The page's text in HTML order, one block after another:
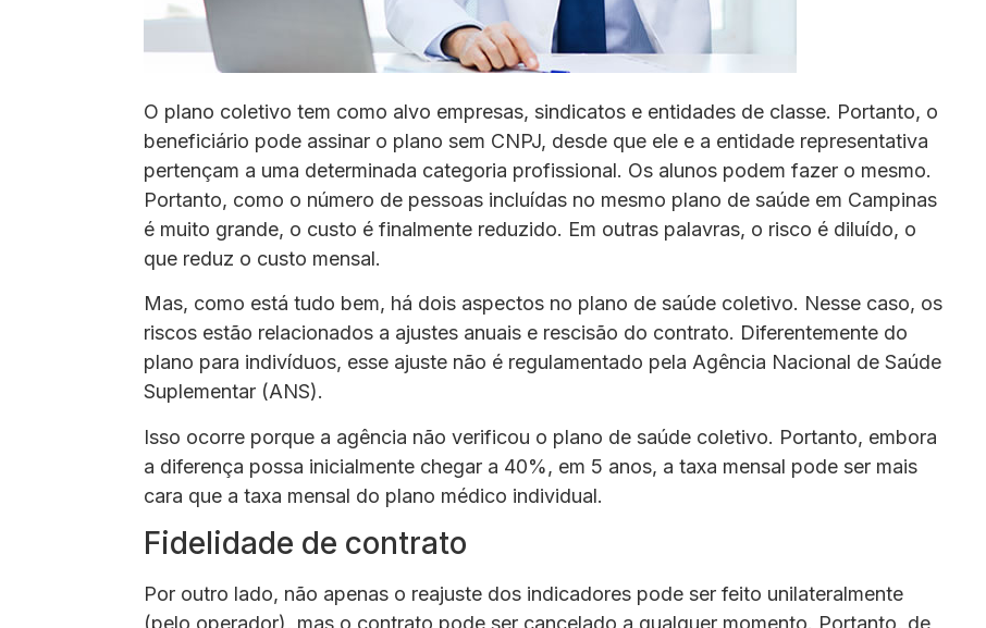
O plano coletivo tem como alvo empresas, sindicatos e entidades de classe. Portanto, o
beneficiário pode assinar o plano sem CNPJ, desde que ele e a entidade representativa
pertençam a uma determinada categoria profissional. Os alunos podem fazer o mesmo.
Portanto, como o número de pessoas incluídas no mesmo plano de saúde em Campinas
é muito grande, o custo é finalmente reduzido. Em outras palavras, o risco é diluído, o
que reduz o custo mensal.
Mas, como está tudo bem, há dois aspectos no plano de saúde coletivo. Nesse caso, os
riscos estão relacionados a ajustes anuais e rescisão do contrato. Diferentemente do
plano para indivíduos, esse ajuste não é regulamentado pela Agência Nacional de Saúde
Suplementar (ANS).
Isso ocorre porque a agência não verificou o plano de saúde coletivo. Portanto, embora
a diferença possa inicialmente chegar a 40%, em 5 anos, a taxa mensal pode ser mais
cara que a taxa mensal do plano médico individual.
Fidelidade de contrato
Por outro lado, não apenas o reajuste dos indicadores pode ser feito unilateralmente
(pelo operador), mas o contrato pode ser cancelado a qualquer momento. Portanto, de